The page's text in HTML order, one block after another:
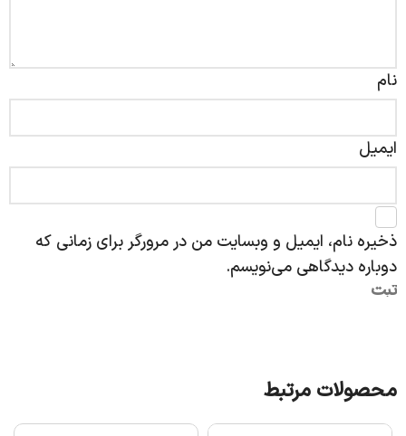
نام
ایمیل
ذخیره نام، ایمیل و وبسایت من در مرورگر برای زمانی که
دوباره دیدگاهی می‌نویسم.
محصولات مرتبط